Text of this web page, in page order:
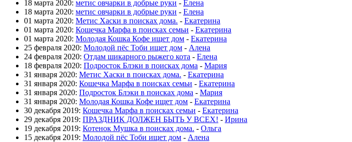
18 марта 2020: метис овчарки в добрые руки - Елена
18 марта 2020: метис овчарки в добрые руки - Елена
01 марта 2020: Метис Хаски в поисках дома. - Екатерина
01 марта 2020: Кошечка Марфа в поисках семьи - Екатерина
01 марта 2020: Молодая Кошка Кофе ищет дом - Екатерина
25 февраля 2020: Молодой пёс Тоби ищет дом - Алена
24 февраля 2020: Отдам шикарного рыжего кота - Елена
18 февраля 2020: Подросток Блэки в поисках дома - Мария
31 января 2020: Метис Хаски в поисках дома. - Екатерина
31 января 2020: Кошечка Марфа в поисках семьи - Екатерина
31 января 2020: Подросток Блэки в поисках дома - Мария
31 января 2020: Молодая Кошка Кофе ищет дом - Екатерина
30 декабря 2019: Кошечка Марфа в поисках семьи - Екатерина
29 декабря 2019: ПРАЗДНИК ДОЛЖЕН БЫТЬ У ВСЕХ! - Ирина
19 декабря 2019: Котенок Мушка в поисках дома. - Ольга
15 декабря 2019: Молодой пёс Тоби ищет дом - Алена